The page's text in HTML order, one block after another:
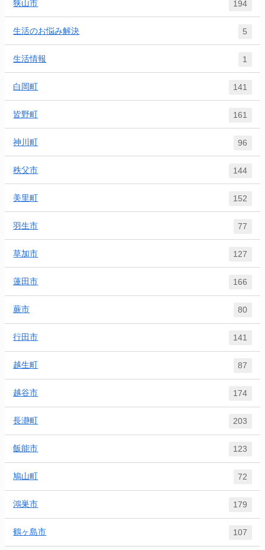
狭山市 194
生活のお悩み解決 5
生活情報 1
白岡町 141
皆野町 161
神川町 96
秩父市 144
美里町 152
羽生市 77
草加市 127
蓮田市 166
蕨市 80
行田市 141
越生町 87
越谷市 174
長瀞町 203
飯能市 123
鳩山町 72
鴻巣市 179
鶴ヶ島市 107